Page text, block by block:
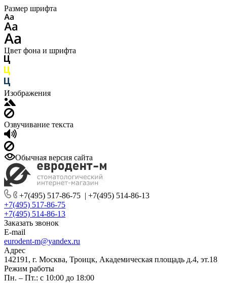
Размер шрифта
Цвет фона и шрифта
Изображения
Озвучивание текста
Обычная версия сайта
+7(495) 517-86-75 | +7(495) 514-86-13
+7(495) 517-86-75
+7(495) 514-86-13
Заказать звонок
E-mail
eurodent-m@yandex.ru
Адрес
142191, г. Москва, Троицк, Академическая площадь д.4, эт.18
Режим работы
Пн. – Пт.: с 10:00 до 18:00